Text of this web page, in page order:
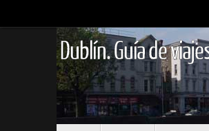
al
Dublín. Guía de